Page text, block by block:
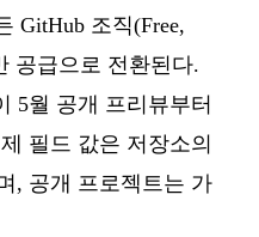
GitHub 조직(Free,
공급으로 전환된다.
5월 공개 프리뷰부터
필드 값은 저장소의
, 공개 프로젝트는 가